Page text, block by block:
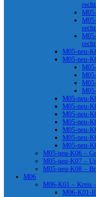
M05-neu-
M05-neu-
M05-neu-
M05-neu-
M05-neu-
M05-neu-
M05-neu-
M05-neu-
M05-neu-
M05-neu-K06 –
M05-neu-K07 –
M05-neu-K08 –
M06
M06-K01 – Kreis
M06-K01-